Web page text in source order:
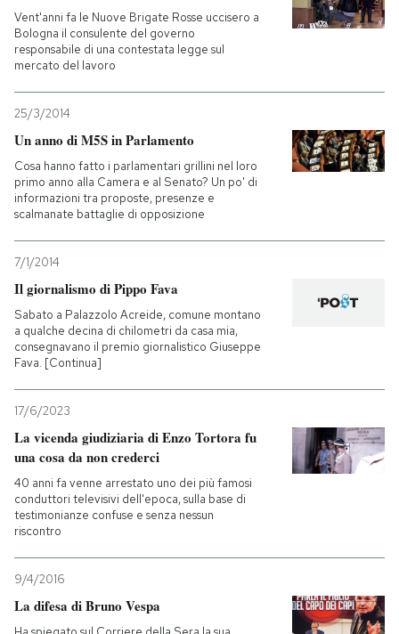
Vent'anni fa le Nuove Brigate Rosse uccisero a
Bologna il consulente del governo
responsabile di una contestata legge sul
mercato del lavoro
25/3/2014
Un anno di M5S in Parlamento
Cosa hanno fatto i parlamentari grillini nel loro
primo anno alla Camera e al Senato? Un po' di
informazioni tra proposte, presenze e
scalmanate battaglie di opposizione
7/1/2014
Il giornalismo di Pippo Fava
Sabato a Palazzolo Acreide, comune montano
a qualche decina di chilometri da casa mia,
consegnavano il premio giornalistico Giuseppe
Fava. [Continua]
17/6/2023
La vicenda giudiziaria di Enzo Tortora fu
una cosa da non crederci
40 anni fa venne arrestato uno dei più famosi
conduttori televisivi dell'epoca, sulla base di
testimonianze confuse e senza nessun
riscontro
9/4/2016
La difesa di Bruno Vespa